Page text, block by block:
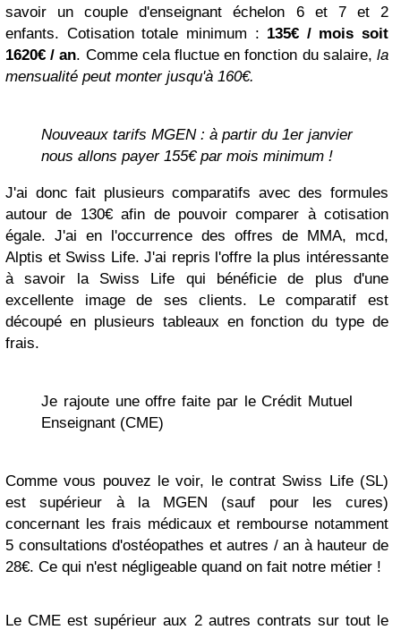
savoir un couple d'enseignant échelon 6 et 7 et 2
enfants. Cotisation totale minimum : 135€ / mois soit
1620€ / an. Comme cela fluctue en fonction du salaire, la
mensualité peut monter jusqu'à 160€.
Nouveaux tarifs MGEN : à partir du 1er janvier
nous allons payer 155€ par mois minimum !
J'ai donc fait plusieurs comparatifs avec des formules
autour de 130€ afin de pouvoir comparer à cotisation
égale. J'ai en l'occurrence des offres de MMA, mcd,
Alptis et Swiss Life. J'ai repris l'offre la plus intéressante
à savoir la Swiss Life qui bénéficie de plus d'une
excellente image de ses clients. Le comparatif est
découpé en plusieurs tableaux en fonction du type de
frais.
Je rajoute une offre faite par le Crédit Mutuel
Enseignant (CME)
Comme vous pouvez le voir, le contrat Swiss Life (SL)
est supérieur à la MGEN (sauf pour les cures)
concernant les frais médicaux et rembourse notamment
5 consultations d'ostéopathes et autres / an à hauteur de
28€. Ce qui n'est négligeable quand on fait notre métier !
Le CME est supérieur aux 2 autres contrats sur tout le